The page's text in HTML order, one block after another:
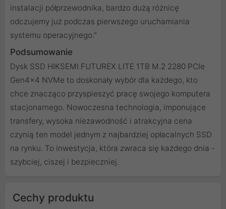
instalacji półprzewodnika, bardzo dużą różnicę
odczujemy już podczas pierwszego uruchamiania
systemu operacyjnego."
Podsumowanie
Dysk SSD HIKSEMI FUTUREX LITE 1TB M.2 2280 PCIe
Gen4x4 NVMe to doskonały wybór dla każdego, kto
chce znacząco przyspieszyć pracę swojego komputera
stacjonarnego. Nowoczesna technologia, imponujące
transfery, wysoka niezawodność i atrakcyjna cena
czynią ten model jednym z najbardziej opłacalnych SSD
na rynku. To inwestycja, która zwraca się każdego dnia -
szybciej, ciszej i bezpieczniej.
Cechy produktu